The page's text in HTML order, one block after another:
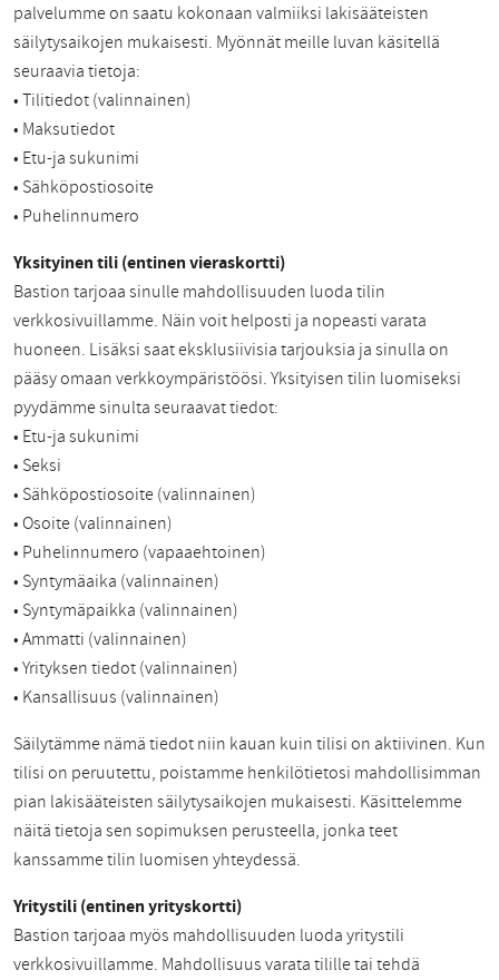
palvelumme on saatu kokonaan valmiiksi lakisääteisten
säilytysaikojen mukaisesti. Myönnät meille luvan käsitellä
seuraavia tietoja:
• Tilitiedot (valinnainen)
• Maksutiedot
• Etu-ja sukunimi
• Sähköpostiosoite
• Puhelinnumero
Yksityinen tili (entinen vieraskortti)
Bastion tarjoaa sinulle mahdollisuuden luoda tilin
verkkosivuillamme. Näin voit helposti ja nopeasti varata
huoneen. Lisäksi saat eksklusiivisia tarjouksia ja sinulla on
pääsy omaan verkkoympäristöösi. Yksityisen tilin luomiseksi
pyydämme sinulta seuraavat tiedot:
• Etu-ja sukunimi
• Seksi
• Sähköpostiosoite (valinnainen)
• Osoite (valinnainen)
• Puhelinnumero (vapaaehtoinen)
• Syntymäaika (valinnainen)
• Syntymäpaikka (valinnainen)
• Ammatti (valinnainen)
• Yrityksen tiedot (valinnainen)
• Kansallisuus (valinnainen)
Säilytämme nämä tiedot niin kauan kuin tilisi on aktiivinen. Kun
tilisi on peruutettu, poistamme henkilötietosi mahdollisimman
pian lakisääteisten säilytysaikojen mukaisesti. Käsittelemme
näitä tietoja sen sopimuksen perusteella, jonka teet
kanssamme tilin luomisen yhteydessä.
Yritystili (entinen yrityskortti)
Bastion tarjoaa myös mahdollisuuden luoda yritystili
verkkosivuillamme. Mahdollisuus varata tilille tai tehdä